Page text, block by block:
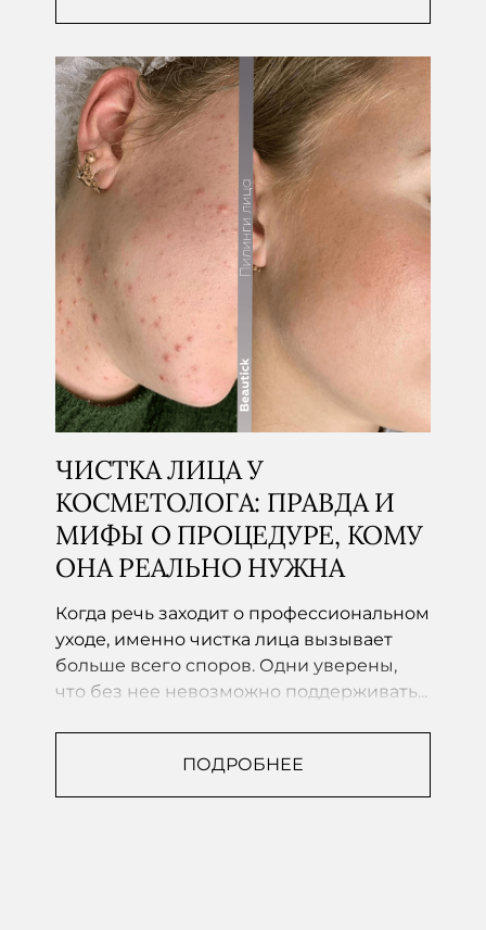
ЧИСТКА ЛИЦА У
КОСМЕТОЛОГА: ПРАВДА И
МИФЫ О ПРОЦЕДУРЕ, КОМУ
ОНА РЕАЛЬНО НУЖНА
Когда речь заходит о профессиональном
уходе, именно чистка лица вызывает
больше всего споров. Одни уверены,
что без нее невозможно поддерживать...
ПОДРОБНЕЕ